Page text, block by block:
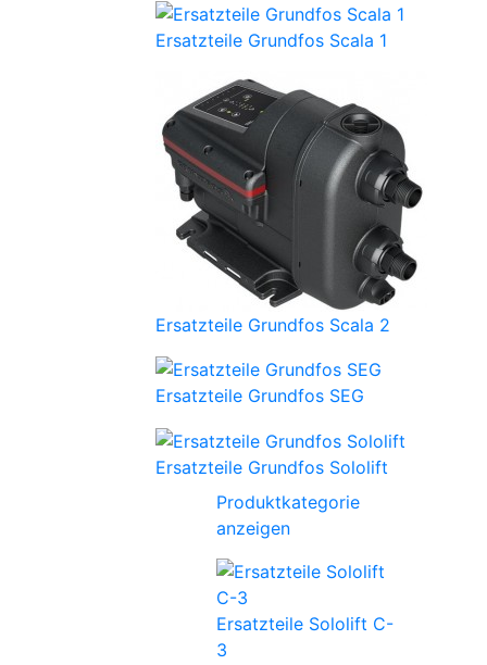
Ersatzteile Grundfos Scala 1
Ersatzteile Grundfos Scala 2
Ersatzteile Grundfos SEG
Ersatzteile Grundfos Sololift
Produktkategorie
anzeigen
Ersatzteile Sololift C-
3